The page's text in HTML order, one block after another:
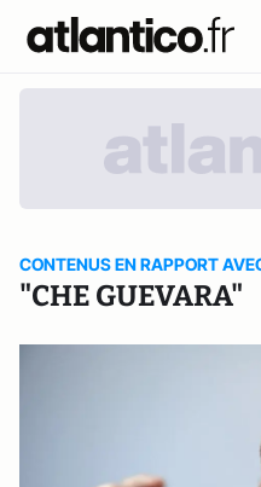
CONTENUS EN RAPPORT
"CHE GUEVARA"